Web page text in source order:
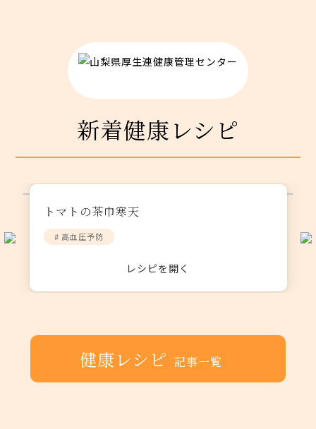
新着健康レシピ
タラの南蛮漬け
# アンチエイジング
レシピを開く
健康レシピ 記事一覧